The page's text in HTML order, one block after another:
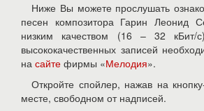
Ниже Вы можете прослушать
песен композитора Гарин Леонид
низким качеством (16 – 32 кБит/
высококачественных записей
на сайте фирмы «Мелодия».
Откройте спойлер, нажав на
месте, свободном от надписей.